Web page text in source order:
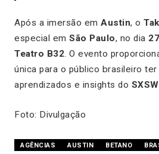
Após a imersão em Austin, o
especial em São Paulo, no dia
Teatro B32. O evento
única para o público brasileiro
aprendizados e insights do
Foto: Divulgação
AGÊNCIAS AUSTIN BETANO